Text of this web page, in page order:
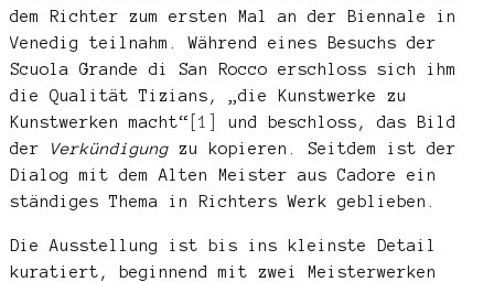
dem Richter zum ersten Mal an der Biennale in
Venedig teilnahm. Während eines Besuchs der
Scuola Grande di San Rocco erschloss sich ihm
die Qualität Tizians, „die Kunstwerke zu
Kunstwerken macht“ [1]
und beschloss, das Bild
der
Verkündigungzu kopieren. Seitdem ist der
Dialog mit dem Alten Meister aus Cadore ein
ständiges Thema in Richters Werk geblieben.
Die Ausstellung ist bis ins kleinste Detail
kuratiert, beginnend mit zwei Meisterwerken